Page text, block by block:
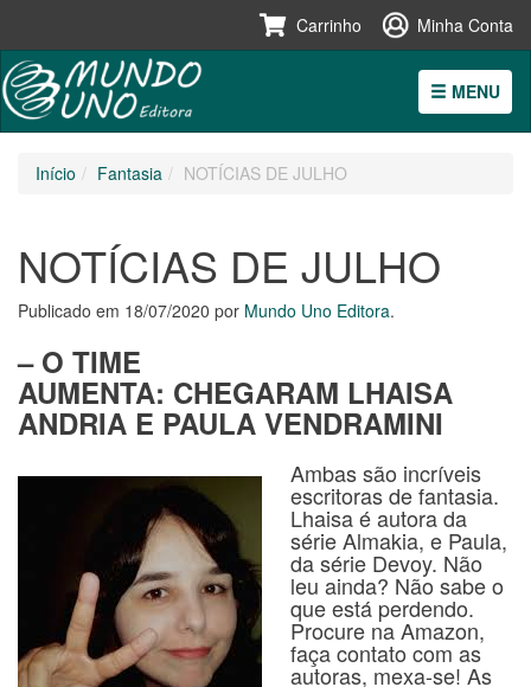
para
Carrinho Minha Conta
MENU
Início Fantasia NOTÍCIAS DE JULHO
NOTÍCIAS DE JULHO
Publicado em 18/07/2020 por Mundo Uno Editora.
– O TIME
AUMENTA: CHEGARAM LHAISA
ANDRIA E PAULA VENDRAMINI
Ambas são incríveis
escritoras de fantasia.
Lhaisa é autora da
série Almakia, e Paula,
da série Devoy. Não
leu ainda? Não sabe o
que está perdendo.
Procure na Amazon,
faça contato com as
autoras, mexa-se! As